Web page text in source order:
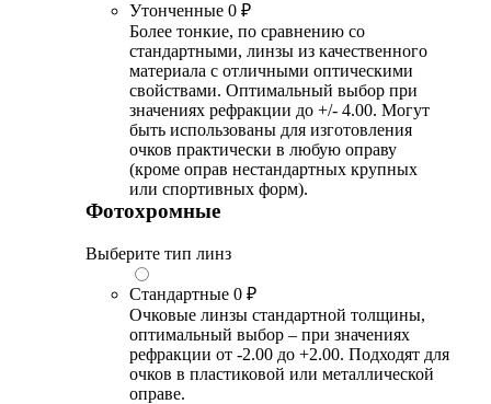
Утонченные 0 ₽
Более тонкие, по сравнению со
стандартными, линзы из качественного
материала с отличными оптическими
свойствами. Оптимальный выбор при
значениях рефракции до +/- 4.00. Могут
быть использованы для изготовления
очков практически в любую оправу
(кроме оправ нестандартных крупных
или спортивных форм).
Фотохромные
Выберите тип линз
Стандартные 0 ₽
Очковые линзы стандартной толщины,
оптимальный выбор – при значениях
рефракции от -2.00 до +2.00. Подходят для
очков в пластиковой или металлической
оправе.